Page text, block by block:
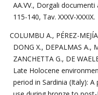
AA.VV., Dorgali documenti
115-140, Tav. XXXV-XXXIX.
COLUMBU A., PÉREZ-
DONG X., DEPALMAS A.,
ZANCHETTA G., DE
Late Holocene
period in Sardinia (Italy):